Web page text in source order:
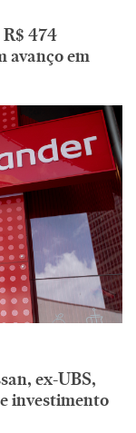
474
avanço em
ex-UBS,
investimento